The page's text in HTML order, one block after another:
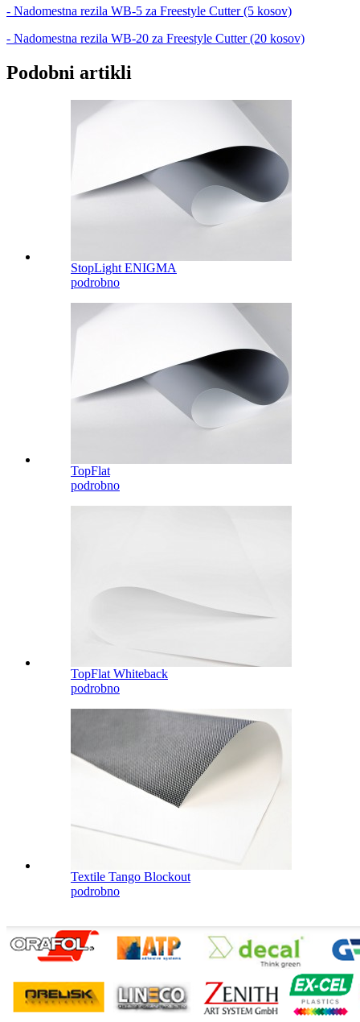
- Nadomestna rezila WB-5 za Freestyle Cutter (5 kosov)
- Nadomestna rezila WB-20 za Freestyle Cutter (20 kosov)
Podobni artikli
StopLight ENIGMA
podrobno
TopFlat
podrobno
TopFlat Whiteback
podrobno
Textile Tango Blockout
podrobno